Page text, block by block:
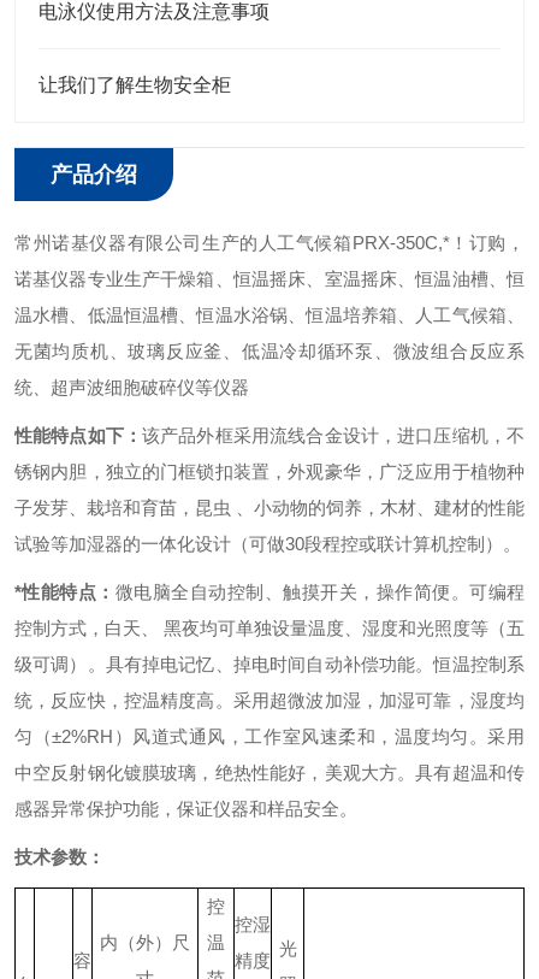
电泳仪使用方法及注意事项
让我们了解生物安全柜
产品介绍
常州诺基仪器有限公司生产的人工气候箱PRX-350C,*！订购，
诺基仪器专业生产干燥箱、恒温摇床、室温摇床、恒温油槽、恒
温水槽、低温恒温槽、恒温水浴锅、恒温培养箱、人工气候箱、
无菌均质机、玻璃反应釜、低温冷却循环泵、微波组合反应系
统、超声波细胞破碎仪等仪器
性能特点如下：该产品外框采用流线合金设计，进口压缩机，不
锈钢内胆，独立的门框锁扣装置，外观豪华，广泛应用于植物种
子发芽、栽培和育苗，昆虫 、小动物的饲养，木材、建材的性能
试验等加湿器的一体化设计（可做30段程控或联计算机控制）。
*性能特点： 微电脑全自动控制、触摸开关，操作简便。可编程
控制方式，白天、 黑夜均可单独设量温度、湿度和光照度等（五
级可调）。 具有掉电记忆、掉电时间自动补偿功能。恒温控制系
统，反应快，控温精度高。 采用超微波加湿，加湿可靠，湿度均
匀（±2%RH）
风道式通风，工作室风速柔和，温度均匀。采用
中空反射钢化镀膜玻璃，绝热性能好，美观大方。具有超温和传
感器异常保护功能，保证仪器和样品安全。
技术参数：
容
内（外）尺
控
温
控湿
精度
光